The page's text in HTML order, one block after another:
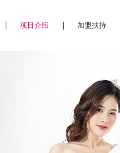
项目介绍 加盟扶持